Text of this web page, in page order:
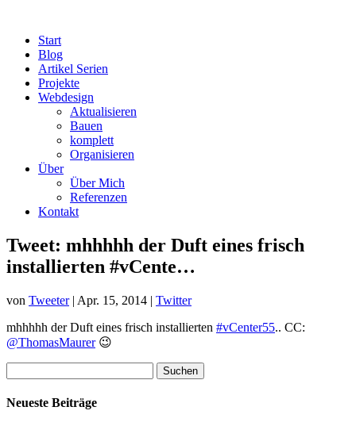
Start
Blog
Artikel Serien
Projekte
Webdesign
Aktualisieren
Bauen
komplett
Organisieren
Über
Über Mich
Referenzen
Kontakt
Tweet: mhhhhh der Duft eines frisch
installierten #vCente…
von Tweeter| Apr. 15, 2014 | Twitter
mhhhhh der Duft eines frisch installierten #vCenter55.. CC:
@ThomasMaurer😉
nach:
Neueste Beiträge